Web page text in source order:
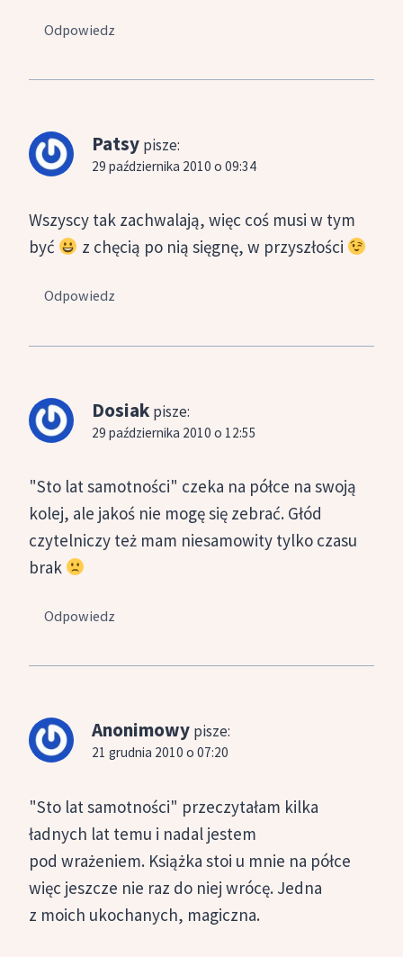
Odpowiedz
Patsy pisze:
29 października 2010 o 09:34
Wszyscy tak zachwalają, więc coś musi w tym
być
z chęcią po nią sięgnę, w przyszłości
Odpowiedz
Dosiak pisze:
29 października 2010 o 12:55
"Sto lat samotności" czeka na półce na swoją
kolej, ale jakoś nie mogę się zebrać. Głód
czytelniczy też mam niesamowity tylko czasu
brak
Odpowiedz
Anonimowy pisze:
21 grudnia 2010 o 07:20
"Sto lat samotności" przeczytałam kilka
ładnych lat temu i nadal jestem
pod wrażeniem. Książka stoi u mnie na półce
więc jeszcze nie raz do niej wrócę. Jedna
z moich ukochanych, magiczna.